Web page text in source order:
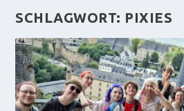
SCHLAGWORT: PIXIES